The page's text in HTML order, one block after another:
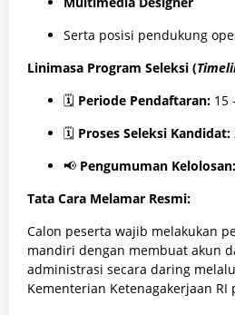
Serta posisi pendukung
Linimasa Program Seleksi (
🗓️ Periode Pendaftaran: 15
🗓️ Proses Seleksi Kandidat:
📢 Pengumuman Kelolosan:
Tata Cara Melamar Resmi:
Calon peserta wajib melakukan
mandiri dengan membuat akun
administrasi secara daring
Kementerian Ketenagakerjaan RI